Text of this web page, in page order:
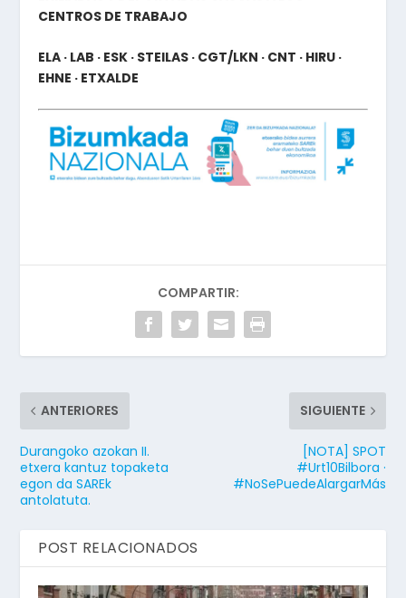
CENTROS DE TRABAJO
ELA · LAB · ESK · STEILAS · CGT/LKN · CNT · HIRU ·
EHNE · ETXALDE
COMPARTIR:
ANTERIORES
Durangoko azokan II.
etxera kantuz topaketa
egon da SAREk
antolatuta.
SIGUIENTE
[NOTA] SPOT
#Urt10Bilbora ·
#NoSePuedeAlargarMás
POST RELACIONADOS